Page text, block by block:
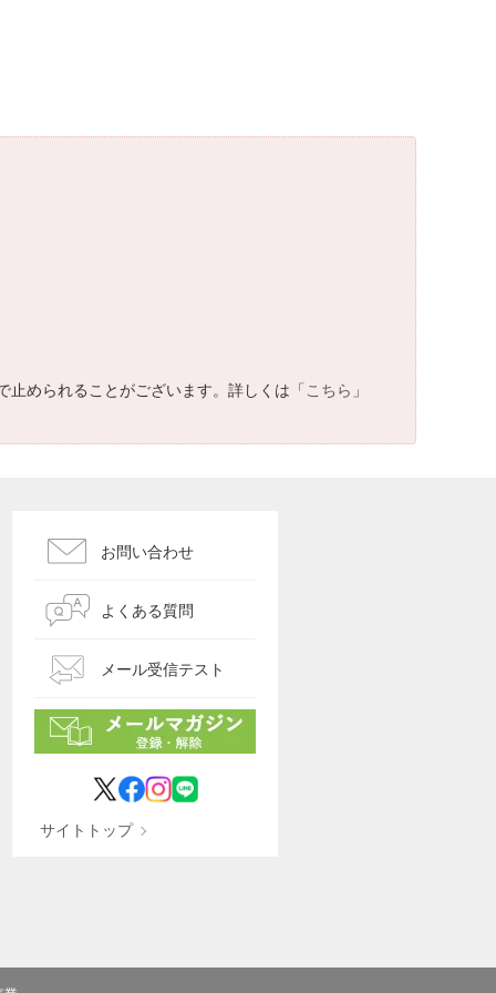
められることがございます。詳しくは「こちら 」
お問い合わせ
よくある質問
メール受信テスト
サイトトップ